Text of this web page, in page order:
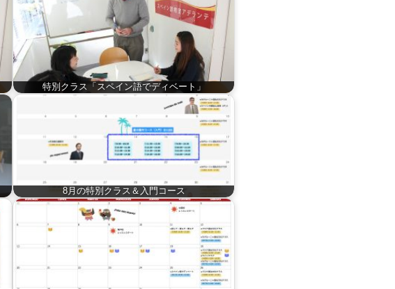
特別クラス「スペイン語でディベート」
8月の特別クラス＆入門コース